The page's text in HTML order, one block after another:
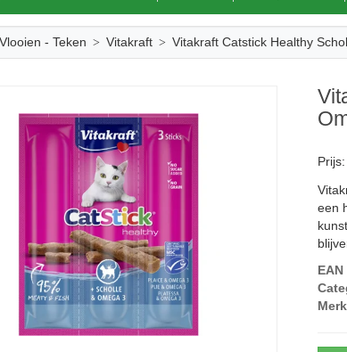
Vlooien - Teken Vitakraft Vitakraft Catstick Healthy
een
EAN
Merk